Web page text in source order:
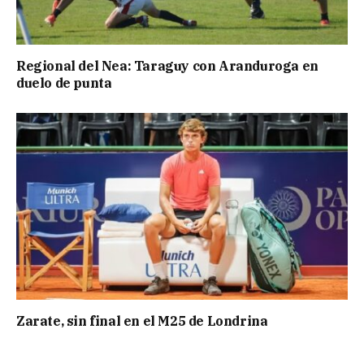
Regional del Nea: Taraguy con Aranduroga en
duelo de punta
Zarate, sin final en el M25 de Londrina